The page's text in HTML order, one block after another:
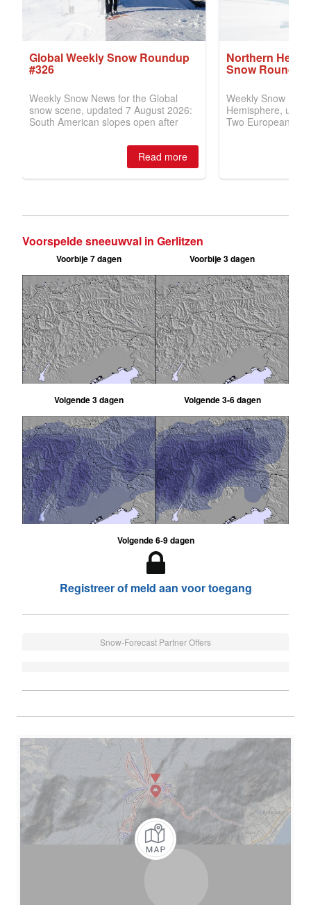
Voorspelde sneeuwval in Gerlitzen
Voorbije 7 dagen Voorbije 3 dagen
Volgende 3 dagen Volgende 3-6 dagen
Volgende 6-9 dagen
Registreer of meld aan voor toegang
Snow-Forecast Partner Offers